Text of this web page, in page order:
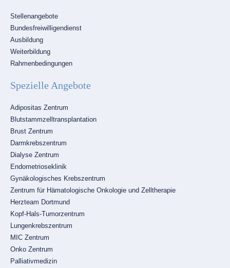
Navigation
überspringen
Stellenangebote
Bundesfreiwilligendienst
Ausbildung
Weiterbildung
Rahmenbedingungen
Spezielle Angebote
Navigation
überspringen
Adipositas Zentrum
Blutstammzelltransplantation
Brust Zentrum
Darmkrebszentrum
Dialyse Zentrum
Endometrioseklinik
Gynäkologisches Krebszentrum
Zentrum für Hämatologische Onkologie und Zelltherapie
Herzteam Dortmund
Kopf-Hals-Tumorzentrum
Lungenkrebszentrum
MIC Zentrum
Onko Zentrum
Palliativmedizin